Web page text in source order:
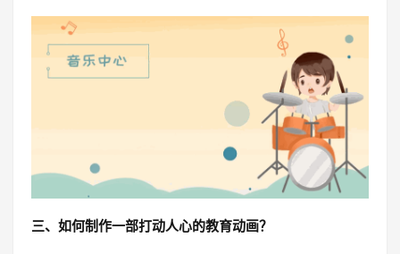
三、如何制作一部打动人心的教育动画？